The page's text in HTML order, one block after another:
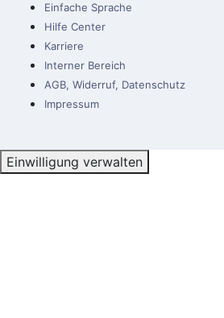
Einfache Sprache
Hilfe Center
Karriere
Interner Bereich
AGB, Widerruf, Datenschutz
Impressum
Einwilligung verwalten